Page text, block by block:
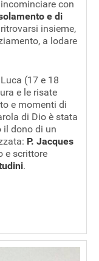
con
e di
insieme,
a lodare
(17 e 18
e le risate
e momenti di
di Dio è stata
il dono di un
P. Jacques
e scrittore
.